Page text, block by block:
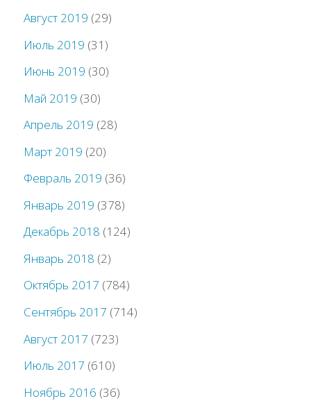
Август 2019 (29)
Июль 2019 (31)
Июнь 2019 (30)
Май 2019 (30)
Апрель 2019 (28)
Март 2019 (20)
Февраль 2019 (36)
Январь 2019 (378)
Декабрь 2018 (124)
Январь 2018 (2)
Октябрь 2017 (784)
Сентябрь 2017 (714)
Август 2017 (723)
Июль 2017 (610)
Ноябрь 2016 (36)